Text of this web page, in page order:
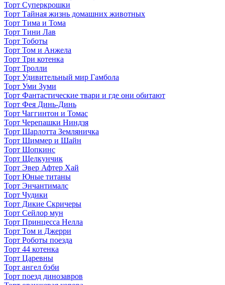
Торт Суперкрошки
Торт Тайная жизнь домашних животных
Торт Тима и Тома
Торт Тини Лав
Торт Тоботы
Торт Том и Анжела
Торт Три котенка
Торт Тролли
Торт Удивительный мир Гамбола
Торт Уми Зуми
Торт Фантастические твари и где они обитают
Торт Фея Динь-Динь
Торт Чаггинтон и Томас
Торт Черепашки Ниндзя
Торт Шарлотта Земляничка
Торт Шиммер и Шайн
Торт Шопкинс
Торт Щелкунчик
Торт Эвер Афтер Хай
Торт Юные титаны
Торт Энчантималс
Торт Чудики
Торт Дикие Скричеры
Торт Сейлор мун
Торт Принцесса Нелла
Торт Том и Джерри
Торт Роботы поезда
Торт 44 котенка
Торт Царевны
Торт ангел бэби
Торт поезд динозавров